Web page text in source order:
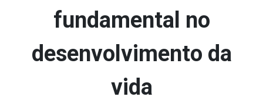
fundamental no
desenvolvimento da
vida